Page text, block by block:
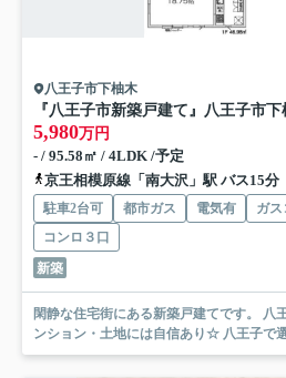
八王子市下柚木
5,980万円
- / 95.58㎡ / 4LDK /予定
京王相模原線「南大沢」駅 バス15分
駐車2台可 都市ガス 電気有 ガス
コンロ３口
新築
閑静な住宅街にある新築戸建てです。 八王子の新築戸建・中古戸建 マ
ンション・土地には自